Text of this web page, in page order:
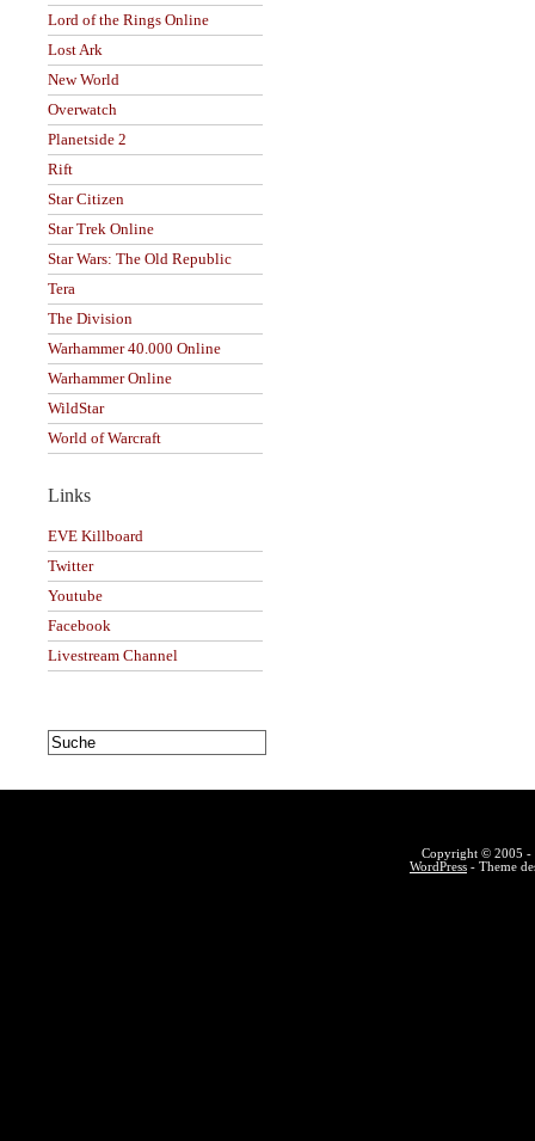
Lord of the Rings Online
Lost Ark
New World
Overwatch
Planetside 2
Rift
Star Citizen
Star Trek Online
Star Wars: The Old Republic
Tera
The Division
Warhammer 40.000 Online
Warhammer Online
WildStar
World of Warcraft
Links
EVE Killboard
Twitter
Youtube
Facebook
Livestream Channel
Copyright © 2005 -
WordPress - Theme